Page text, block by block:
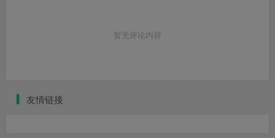
暂无评论内容
友情链接